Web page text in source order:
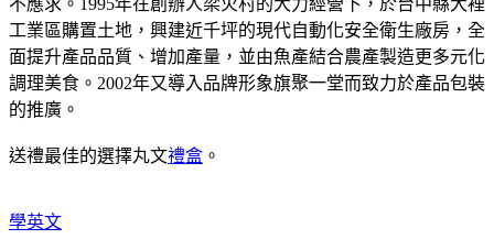
工業區購置土地，興建近千坪的現代自動化安全衛生廠房，全
面提升產品品質、增加產量，並由魚產結合農產製造更多元化
調理美食。2002年又導入品牌形象旗聚一堂而致力於產品包裝
的推廣。
送禮最佳的選擇丸文禮盒 。
學英文